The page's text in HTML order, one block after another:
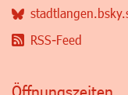
RSS-Feed
Öffnungszeiten